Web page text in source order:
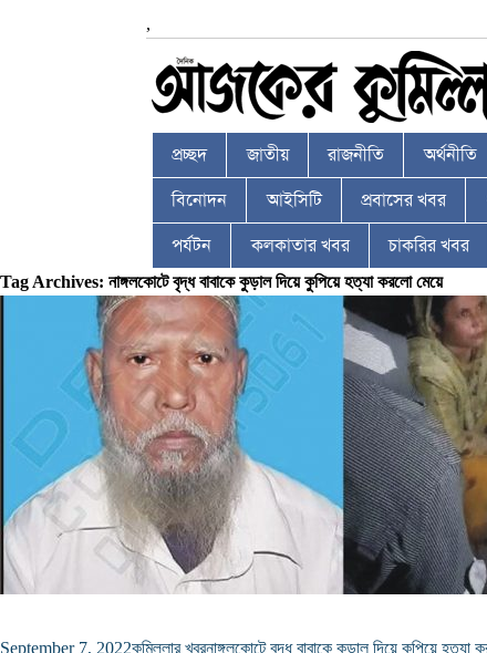
,
প্রচ্ছদ জাতীয় রাজনীতি অর্থনীতি
বিনোদন আইসিটি প্রবাসের খবর
পর্যটন কলকাতার খবর চাকরির খবর
Tag Archives: নাঙ্গলকোটে বৃদ্ধ বাবাকে কুড়াল দিয়ে কুপিয়ে হত্যা করলো মেয়ে
September 7, 2022কুমিল্লার খবরনাঙ্গলকোটে বৃদ্ধ বাবাকে কুড়াল দিয়ে কুপিয়ে হত্যা